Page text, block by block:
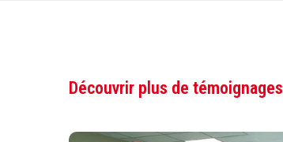
Découvrir plus de témoignages